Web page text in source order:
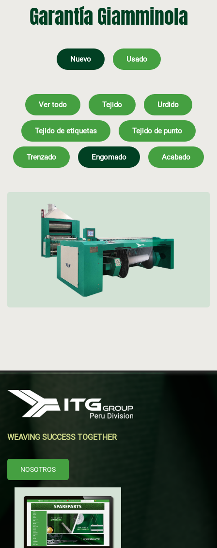
Garantía Giamminola
Nuevo Usado
Ver todo Tejido Urdido
Tejido de etiquetas Tejido de punto
Trenzado Engomado Acabado
WEAVING SUCCESS TOGETHER
NOSOTROS